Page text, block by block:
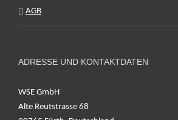
AGB
ADRESSE UND KONTAKTDATEN
WSE GmbH
Alte Reutstrasse 68